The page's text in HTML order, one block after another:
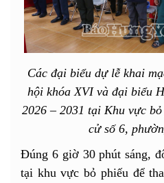
Các đại biểu dự lễ khai
hội khóa XVI và đại biểu
2026 – 2031 tại Khu vực
cử số 6,
Đúng 6 giờ 30 phút sáng,
tại khu vực bỏ phiếu để